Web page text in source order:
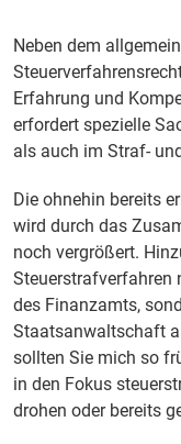
Neben dem
Erfahrung und
erfordert spezielle
als auch im Straf-
Die ohnehin bereits
wird durch das
noch vergrößert.
Steuerstrafverfahren
des Finanzamts,
Staatsanwaltschaft
sollten Sie mich so
in den Fokus
drohen oder bereits